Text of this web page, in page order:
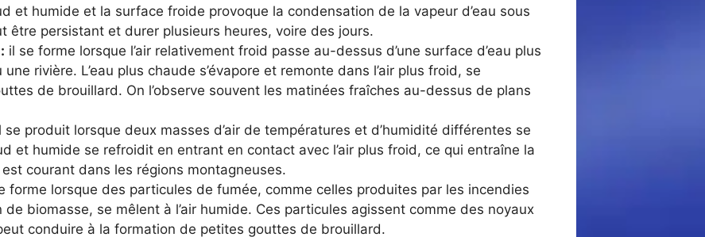
et humide et la surface froide provoque la condensation de la vapeur d’eau sous
être persistant et durer plusieurs heures, voire des jours.
il se forme lorsque l’air relativement froid passe au-dessus d’une surface d’eau plus
rivière. L’eau plus chaude s’évapore et remonte dans l’air plus froid, se
de brouillard. On l’observe souvent les matinées fraîches au-dessus de plans
se produit lorsque deux masses d’air de températures et d’humidité différentes se
et humide se refroidit en entrant en contact avec l’air plus froid, ce qui entraîne la
courant dans les régions montagneuses.
forme lorsque des particules de fumée, comme celles produites par les incendies
biomasse, se mêlent à l’air humide. Ces particules agissent comme des noyaux
conduire à la formation de petites gouttes de brouillard.